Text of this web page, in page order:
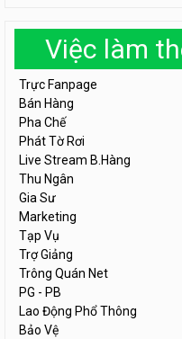
Việc làm
Trực Fanpage
Bán Hàng
Pha Chế
Phát Tờ Rơi
Live Stream B.Hàng
Thu Ngân
Gia Sư
Marketing
Tạp Vụ
Trợ Giảng
Trông Quán Net
PG - PB
Lao Động Phổ Thông
Bảo Vệ